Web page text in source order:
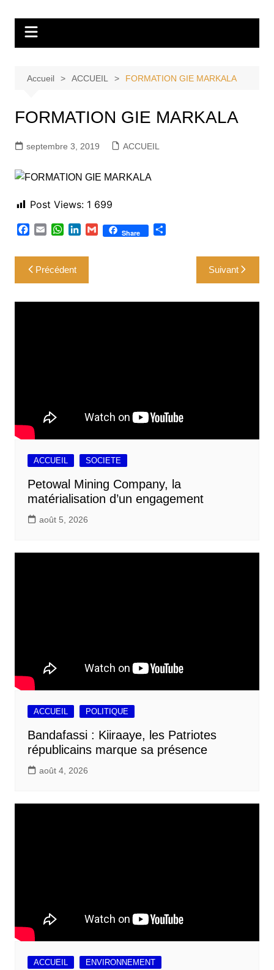
contenu
Tvdescollines
Accueil ACCUEIL FORMATION GIE MARKALA
FORMATION GIE MARKALA
septembre 3, 2019 ACCUEIL
Post Views: 1 699
c
e
o
a
i
W
a
t
p
n
I
G
Share
e
Navigation
de
l’article
Précédent Suivant
ACCUEIL SOCIETE
Petowal Mining Company, la
matérialisation d’un engagement
août 5, 2026
ACCUEIL POLITIQUE
Bandafassi : Kiiraaye, les Patriotes
républicains marque sa présence
août 4, 2026
ACCUEIL ENVIRONNEMENT